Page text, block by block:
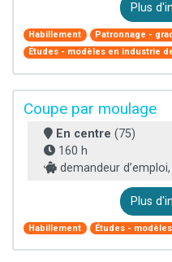
Plus
Habillement
Patronnage -
Études - modèles en industrie
Coupe par moulage
En centre (75)
160 h
demandeur
Plus
Habillement Études -